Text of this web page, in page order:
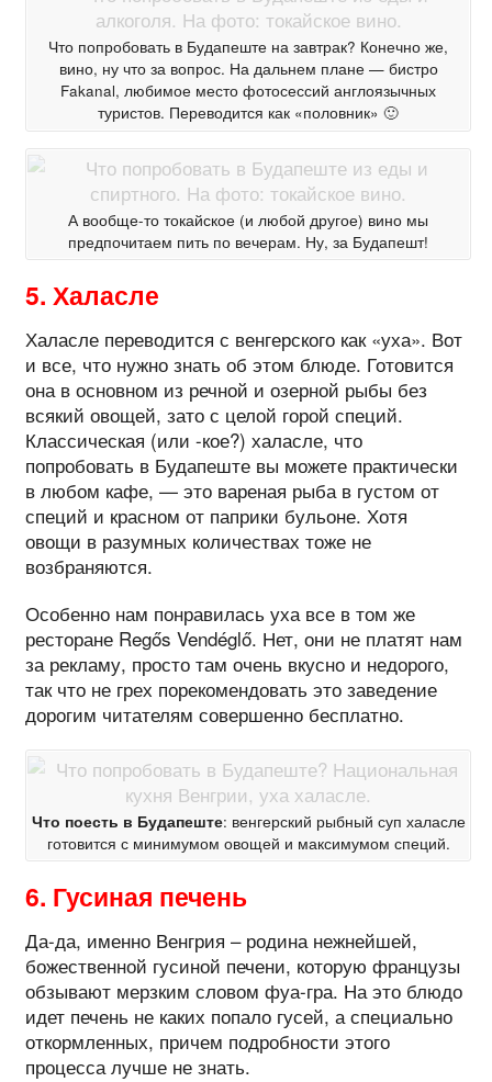
Что попробовать в Будапеште на завтрак? Конечно же,
вино, ну что за вопрос. На дальнем плане — бистро
Fakanal, любимое место фотосессий англоязычных
туристов. Переводится как «половник» 🙂
А вообще-то токайское (и любой другое) вино мы
предпочитаем пить по вечерам. Ну, за Будапешт!
5. Халасле
Халасле переводится с венгерского как «уха». Вот
и все, что нужно знать об этом блюде. Готовится
она в основном из речной и озерной рыбы без
всякий овощей, зато с целой горой специй.
Классическая (или -кое?) халасле, что
попробовать в Будапеште вы можете практически
в любом кафе, — это вареная рыба в густом от
специй и красном от паприки бульоне. Хотя
овощи в разумных количествах тоже не
возбраняются.
Особенно нам понравилась уха все в том же
ресторане Regős Vendéglő. Нет, они не платят нам
за рекламу, просто там очень вкусно и недорого,
так что не грех порекомендовать это заведение
дорогим читателям совершенно бесплатно.
Что поесть в Будапеште: венгерский рыбный суп халасле
готовится с минимумом овощей и максимумом специй.
6. Гусиная печень
Да-да, именно Венгрия – родина нежнейшей,
божественной гусиной печени, которую французы
обзывают мерзким словом фуа-гра. На это блюдо
идет печень не каких попало гусей, а специально
откормленных, причем подробности этого
процесса лучше не знать.